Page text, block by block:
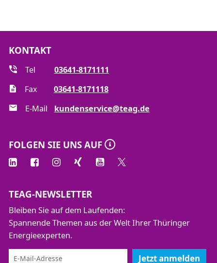
KONTAKT
Tel
03641-8171111
Fax
03641-8171118
E-Mail
kundenservice@teag.de
FOLGEN SIE UNS AUF
TEAG-NEWSLETTER
Bleiben Sie auf dem Laufenden:
Spannende Themen aus der Welt Ihrer Thüringer
Energieexperten.
Jetzt anmelden